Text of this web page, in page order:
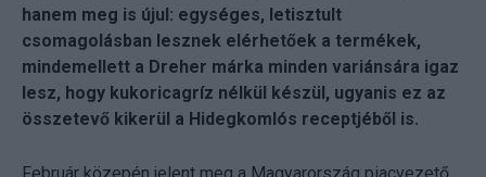
hanem meg is újul: egységes, letisztult
csomagolásban lesznek elérhetőek a termékek,
mindemellett a Dreher márka minden variánsára igaz
lesz, hogy kukoricagríz nélkül készül, ugyanis ez az
összetevő kikerül a Hidegkomlós receptjéből is.